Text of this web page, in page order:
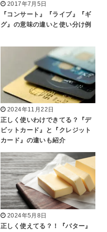
2017年7月5日
『コンサート』『ライブ』『ギ
グ』の意味の違いと使い分け例
2024年11月22日
正しく使いわけできてる？『デ
ビットカード』と『クレジット
カード』の違いも紹介
2024年5月8日
正しく使えてる？！『バター』